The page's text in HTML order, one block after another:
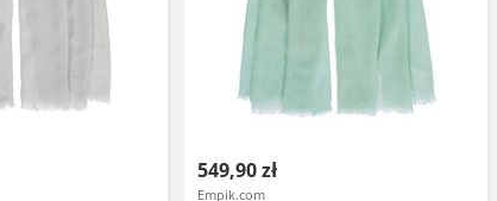
549,90 zł
Empik.com